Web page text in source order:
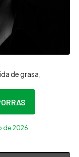
de grasa,
de 2026